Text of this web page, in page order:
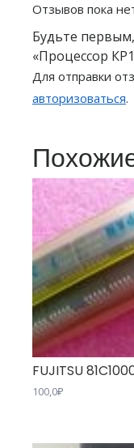
Отзывов пока
Будьте
«Процессор
Для отправки
авторизоваться.
FUJITSU
100,0₽